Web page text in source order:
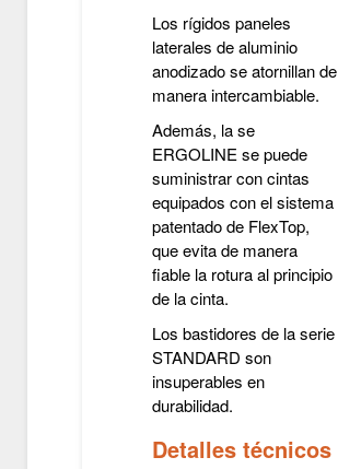
Los rígidos paneles
laterales de aluminio
anodizado se atornillan de
manera intercambiable.
Además, la se
ERGOLINE se puede
suministrar con cintas
equipados con el sistema
patentado de FlexTop,
que evita de manera
fiable la rotura al principio
de la cinta.
Los bastidores de la serie
STANDARD son
insuperables en
durabilidad.
Detalles técnicos